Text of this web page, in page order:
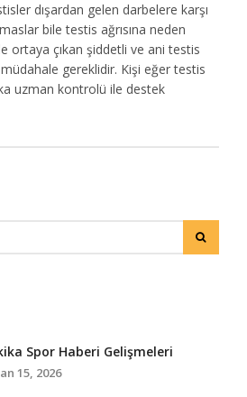
dışardan gelen darbelere karşı
bile testis ağrısına neden
ortaya çıkan şiddetli ve ani testis
gereklidir. Kişi eğer testis
uzman kontrolü ile destek
Spor Haberi Gelişmeleri
15, 2026